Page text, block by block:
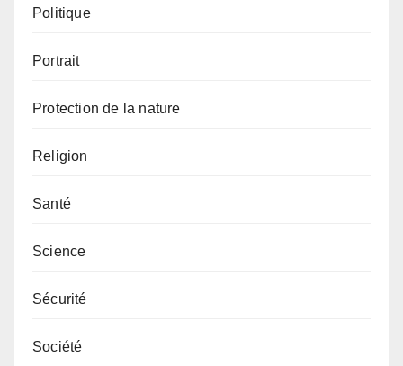
Politique
Portrait
Protection de la nature
Religion
Santé
Science
Sécurité
Société